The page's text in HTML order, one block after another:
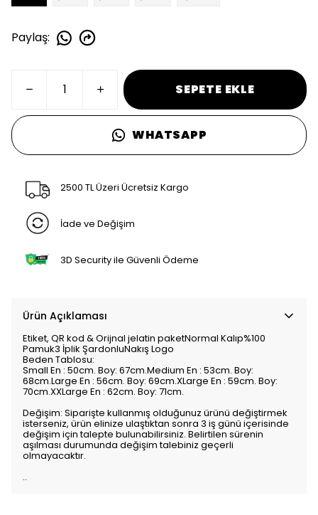
Paylaş:
SEPETE EKLE
WHATSAPP
2500 TL Üzeri Ücretsiz Kargo
İade ve Değişim
3D Security ile Güvenli Ödeme
Ürün Açıklaması
Etiket, QR kod & Orijnal jelatin paketNormal Kalıp%100
Pamuk3 İplik ŞardonluNakış Logo
Beden Tablosu:
Small En : 50cm. Boy: 67cm.Medium En : 53cm. Boy:
68cm.Large En : 56cm. Boy: 69cm.XLarge En : 59cm. Boy:
70cm.XXLarge En : 62cm. Boy: 71cm.
Değişim: Siparişte kullanmış olduğunuz ürünü değiştirmek
isterseniz, ürün elinize ulaştıktan sonra 3 iş günü içerisinde
değişim için talepte bulunabilirsiniz. Belirtilen sürenin
aşılması durumunda değişim talebiniz geçerli
olmayacaktır.
..